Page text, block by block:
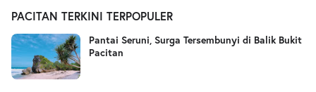
PACITAN TERKINI TERPOPULER
Pantai Seruni, Surga Tersembunyi di Balik Bukit
Pacitan